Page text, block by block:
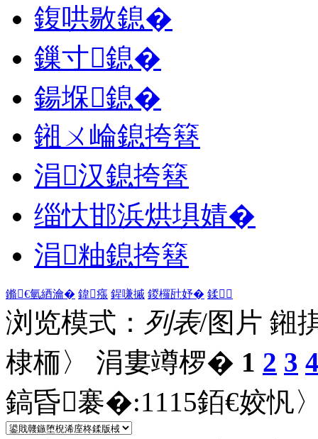
鍑哄敭鎴�
鏁寸鎴�
鍚堢鎴�
鎺ㄨ崘鎴挎簮
涓汉鎴挎簮
缁忕邯浜烘埧婧�
涓粙鎴挎簮
鏅€氫綇瀹� 鍏瘬 鍟嗛摵 鍐欏瓧妤� 鍒
浏览模式： 列表/图片 鎺
棣栭〉 涓婁竴椤� 1 2 3
鎬昏褰�:1115銆€姣忛